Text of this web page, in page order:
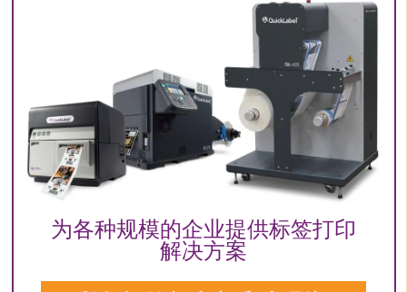
为各种规模的企业提供标签打印
解决方案